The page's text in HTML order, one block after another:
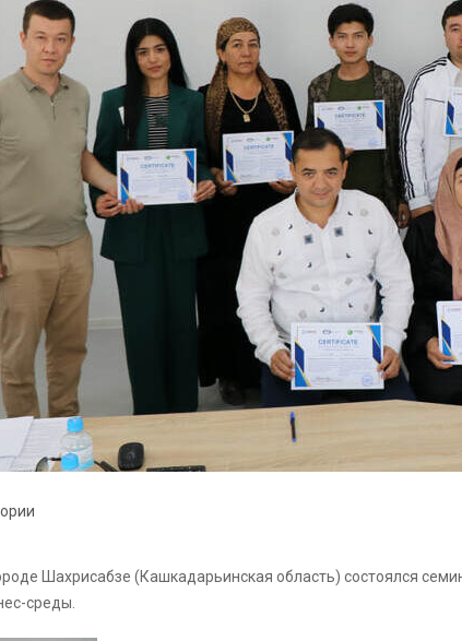
Шахрисабзе (Кашкадарьинская область) состоялся
среды.